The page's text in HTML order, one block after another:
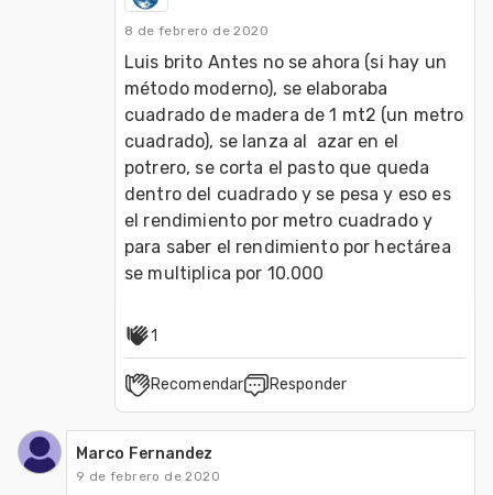
8 de febrero de 2020
Luis brito Antes no se ahora (si hay un
método moderno), se elaboraba
cuadrado de madera de 1 mt2 (un metro
cuadrado), se lanza al  azar en el
potrero, se corta el pasto que queda
dentro del cuadrado y se pesa y eso es
el rendimiento por metro cuadrado y
para saber el rendimiento por hectárea
se multiplica por 10.000
1
Recomendar Responder
Marco Fernandez
9 de febrero de 2020